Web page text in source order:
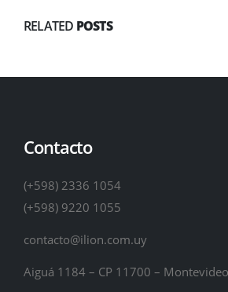
RELATED POSTS
Contacto
(+598) 2336 1054
(+598) 9220 1055
contacto@ilion.com.uy
Aiguá 1184 – CP 11700 –